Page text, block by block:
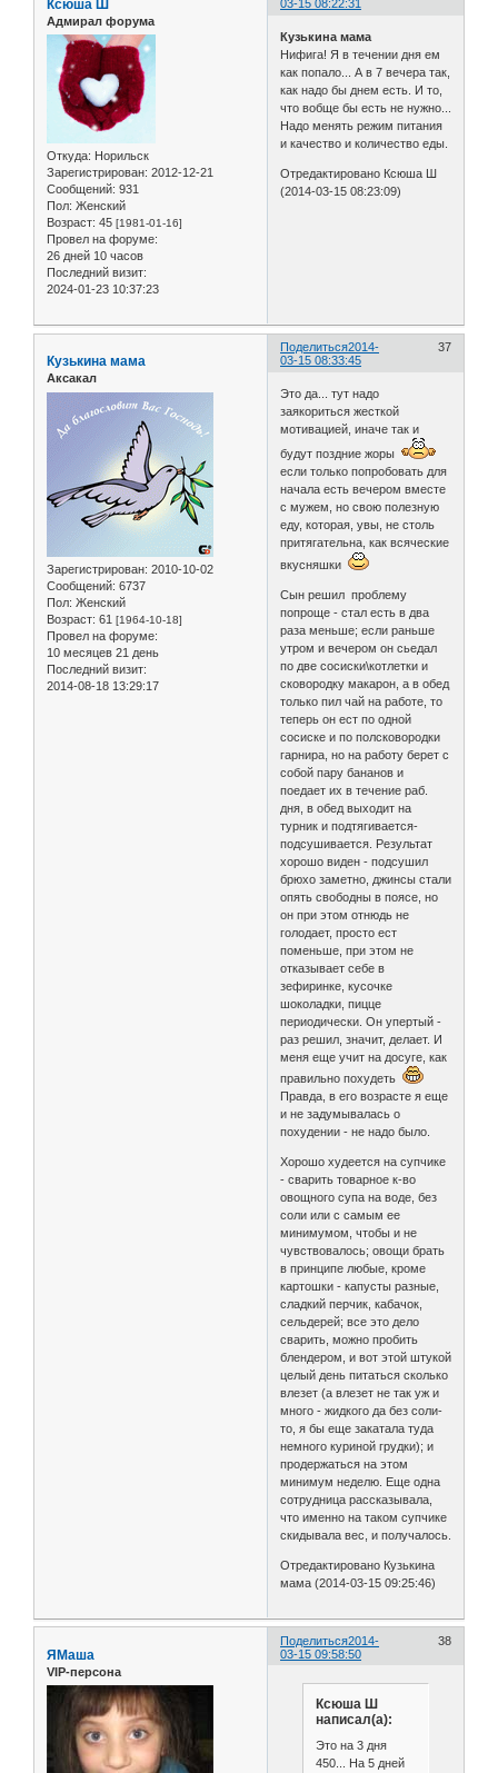
03-15 08:22:31
Ксюша Ш
Адмирал форума
Откуда: Норильск
Зарегистрирован: 2012-12-21
Сообщений: 931
Пол: Женский
Возраст: 45 [1981-01-16]
Провел на форуме:
26 дней 10 часов
Последний визит:
2024-01-23 10:37:23
Кузькина мама
Нифига! Я в течении дня ем
как попало... А в 7 вечера так,
как надо бы днем есть. И то,
что вобще бы есть не нужно...
Надо менять режим питания
и качество и количество еды.
Отредактировано Ксюша Ш
(2014-03-15 08:23:09)
Поделиться 37
2014-
03-15 08:33:45
Кузькина мама
Аксакал
Зарегистрирован: 2010-10-02
Сообщений: 6737
Пол: Женский
Возраст: 61 [1964-10-18]
Провел на форуме:
10 месяцев 21 день
Последний визит:
2014-08-18 13:29:17
Это да... тут надо
заякориться жесткой
мотивацией, иначе так и
будут поздние жоры
если только попробовать для
начала есть вечером вместе
с мужем, но свою полезную
еду, которая, увы, не столь
притягательна, как всяческие
вкусняшки
Сын решил проблему
попроще - стал есть в два
раза меньше; если раньше
утром и вечером он сьедал
по две сосиски\котлетки и
сковородку макарон, а в обед
только пил чай на работе, то
теперь он ест по одной
сосиске и по полсковородки
гарнира, но на работу берет с
собой пару бананов и
поедает их в течение раб.
дня, в обед выходит на
турник и подтягивается-
подсушивается. Результат
хорошо виден - подсушил
брюхо заметно, джинсы стали
опять свободны в поясе, но
он при этом отнюдь не
голодает, просто ест
поменьше, при этом не
отказывает себе в
зефиринке, кусочке
шоколадки, пицце
периодически. Он упертый -
раз решил, значит, делает. И
меня еще учит на досуге, как
правильно похудеть
Правда, в его возрасте я еще
и не задумывалась о
похудении - не надо было.
Хорошо худеется на супчике
- сварить товарное к-во
овощного супа на воде, без
соли или с самым ее
минимумом, чтобы и не
чувствовалось; овощи брать
в принципе любые, кроме
картошки - капусты разные,
сладкий перчик, кабачок,
сельдерей; все это дело
сварить, можно пробить
блендером, и вот этой штукой
целый день питаться сколько
влезет (а влезет не так уж и
много - жидкого да без соли-
то, я бы еще закатала туда
немного куриной грудки); и
продержаться на этом
минимум неделю. Еще одна
сотрудница рассказывала,
что именно на таком супчике
скидывала вес, и получалось.
Отредактировано Кузькина
мама (2014-03-15 09:25:46)
Поделиться 38
2014-
03-15 09:58:50
ЯМаша
VIP-персона
Ксюша Ш
написал(а):
Это на 3 дня
450... На 5 дней